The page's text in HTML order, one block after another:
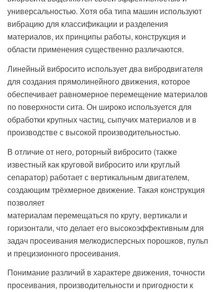
универсальностью. Хотя оба типа машин используют
вибрацию для классификации и разделения
материалов, их принципы работы, конструкция и
области применения существенно различаются.
Линейный вибросито использует два вибродвигателя
для создания прямолинейного движения, которое
обеспечивает равномерное перемещение материалов
по поверхности сита. Он широко используется для
обработки крупных частиц, сыпучих материалов и в
производстве с высокой производительностью.
В отличие от него, роторный вибросито (также
известный как круговой вибросито или круглый
сепаратор) работает с вертикальным двигателем,
создающим трёхмерное движение. Такая конструкция
позволяет
материалам перемещаться по кругу, вертикали и
горизонтали, что делает его высокоэффективным для
задач просеивания мелкодисперсных порошков, пульп
и прецизионного просеивания.
Понимание различий в характере движения, точности
просеивания, производительности и пригодности к